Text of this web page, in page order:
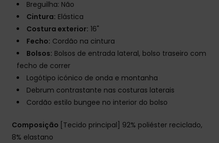
Breguilha: Não
Cintura: Elástica
Costura exterior: 16"
Fecho: Cordão na cintura
Bolsos: Bolsos de entrada lateral, bolso traseiro com
fecho de correr
Logótipo icónico de onda e montanha
Debrum contrastante nas costuras laterais
Cordão estilo bungee no interior do bolso
Composição [Tecido principal] 92% poliéster reciclado,
8% elastano